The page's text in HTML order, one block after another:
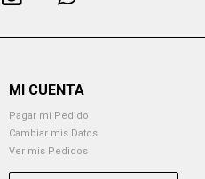
MI CUENTA
Pagar mi Pedido
Cambiar mis Datos
Ver mis Pedidos